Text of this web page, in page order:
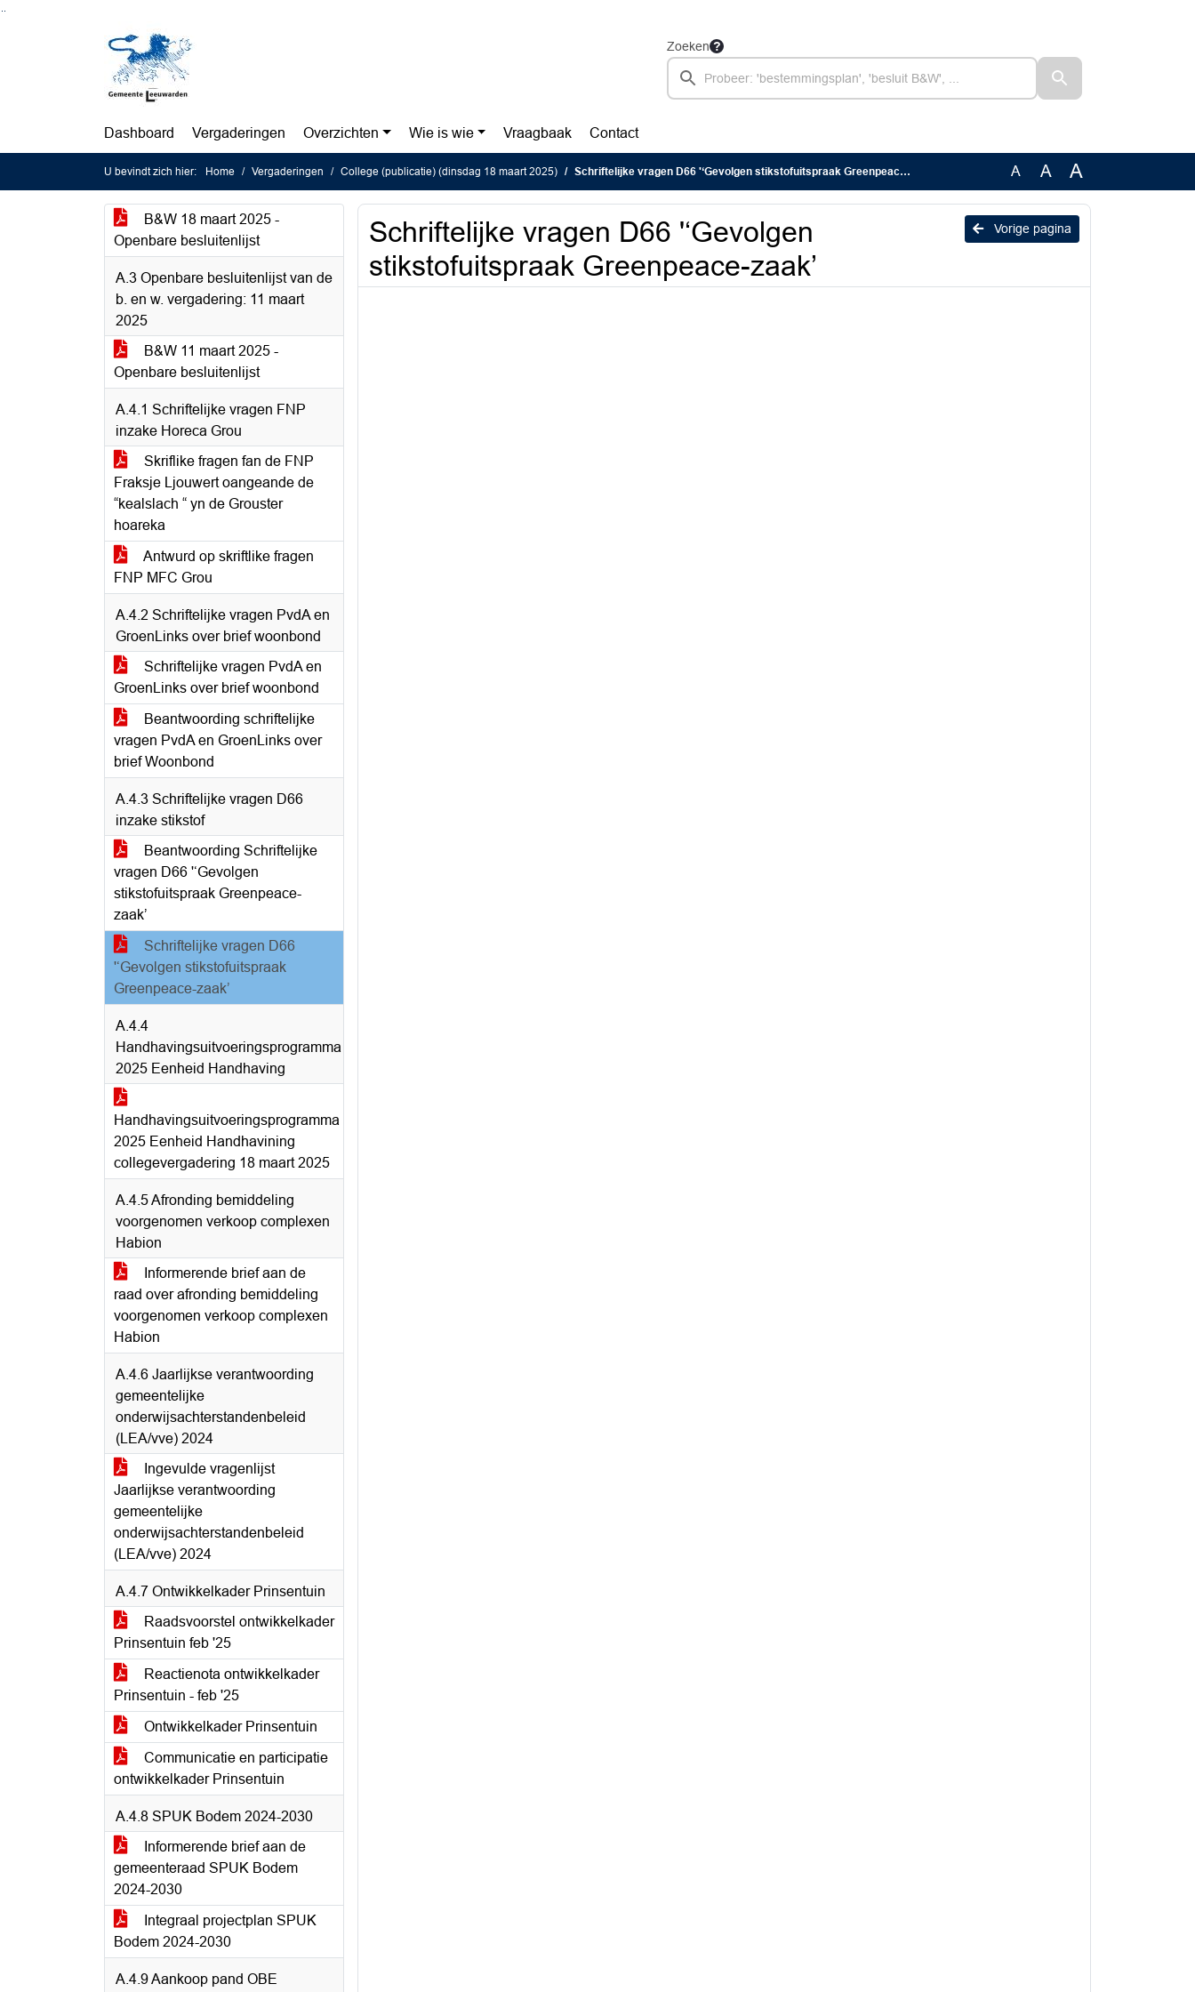
Zoeken
Dashboard Vergaderingen Overzichten Wie is wie Vraagbaak Contact
U bevindt zich hier: Home Vergaderingen College (publicatie) (dinsdag 18 maart 2025) Schriftelijke vragen D66 '‘Gevolgen stikstofuitspraak Greenpeace-zaak’ A A A
B&W 18 maart 2025 -
Openbare besluitenlijst
A.3 Openbare besluitenlijst van de
b. en w. vergadering: 11 maart
2025
B&W 11 maart 2025 -
Openbare besluitenlijst
A.4.1 Schriftelijke vragen FNP
inzake Horeca Grou
Skriflike fragen fan de FNP
Fraksje Ljouwert oangeande de
“kealslach “ yn de Grouster
hoareka
Antwurd op skriftlike fragen
FNP MFC Grou
A.4.2 Schriftelijke vragen PvdA en
GroenLinks over brief woonbond
Schriftelijke vragen PvdA en
GroenLinks over brief woonbond
Beantwoording schriftelijke
vragen PvdA en GroenLinks over
brief Woonbond
A.4.3 Schriftelijke vragen D66
inzake stikstof
Beantwoording Schriftelijke
vragen D66 '‘Gevolgen
stikstofuitspraak Greenpeace-
zaak’
Schriftelijke vragen D66
'‘Gevolgen stikstofuitspraak
Greenpeace-zaak’
A.4.4
Handhavingsuitvoeringsprogramma
2025 Eenheid Handhaving
Handhavingsuitvoeringsprogramma
2025 Eenheid Handhavining
collegevergadering 18 maart 2025
A.4.5 Afronding bemiddeling
voorgenomen verkoop complexen
Habion
Informerende brief aan de
raad over afronding bemiddeling
voorgenomen verkoop complexen
Habion
A.4.6 Jaarlijkse verantwoording
gemeentelijke
onderwijsachterstandenbeleid
(LEA/vve) 2024
Ingevulde vragenlijst
Jaarlijkse verantwoording
gemeentelijke
onderwijsachterstandenbeleid
(LEA/vve) 2024
A.4.7 Ontwikkelkader Prinsentuin
Raadsvoorstel ontwikkelkader
Prinsentuin feb '25
Reactienota ontwikkelkader
Prinsentuin - feb '25
Ontwikkelkader Prinsentuin
Communicatie en participatie
ontwikkelkader Prinsentuin
A.4.8 SPUK Bodem 2024-2030
Informerende brief aan de
gemeenteraad SPUK Bodem
2024-2030
Integraal projectplan SPUK
Bodem 2024-2030
A.4.9 Aankoop pand OBE
Vorige pagina
Schriftelijke vragen D66 '‘Gevolgen
stikstofuitspraak Greenpeace-zaak’